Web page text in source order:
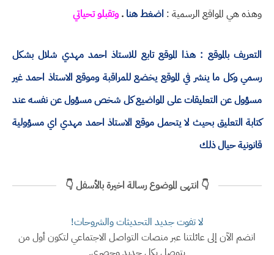
وهذه هي المواقع الرسمية : اضغط هنا .وتقبلو تحياتي
التعريف بالموقع : هذا الموقع تابع للاستاذ احمد مهدي شلال بشكل
رسمي وكل ما ينشر في الموقع يخضع للمراقبة وموقع الاستاذ احمد غير
مسؤول عن التعليقات على المواضيع كل شخص مسؤول عن نفسه عند
كتابة التعليق بحيث لا يتحمل موقع الاستاذ احمد مهدي اي مسؤولية
قانونية حيال ذلك
👇 انتهى الموضوع رسالة اخيرة بالأسفل 👇
لا تفوت جديد التحديثات والشروحات!
انضم الآن إلى عائلتنا عبر منصات التواصل الاجتماعي لتكون أول من